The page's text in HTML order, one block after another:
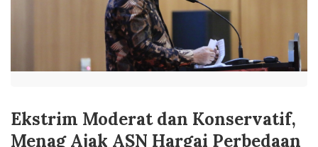
Ekstrim Moderat dan Konservatif,
Menag Ajak ASN Hargai Perbedaan